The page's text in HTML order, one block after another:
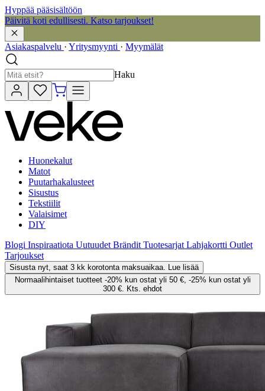
Hyppää pääsisältöön
Päivitä koti edullisesti. Katso tarjoukset!
Asiakaspalvelu · Yritysmyynti · Myymälät
Haku
Huonekalut
Matot
Puutarhakalusteet
Sisustus
Tekstiilit
Valaisimet
DIY
Blogi Inspiraatiota Uutuudet Brändit Tuotesarjat Lahjakortti Outlet
Tarjoukset
Sisusta nyt, saat 3 kk korotonta maksuaikaa. Lue lisää
Normaalihintaiset tuotteet -20% kun ostat yli 50 €, -25% kun ostat yli
300 €. Kts. ehdot